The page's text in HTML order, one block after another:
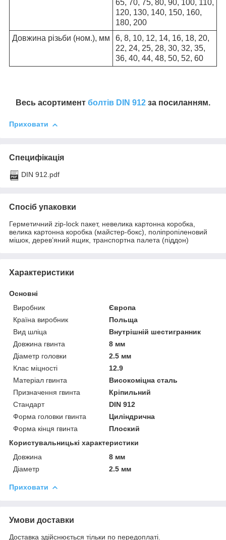
65, 70, 75, 80, 90, 100, 110,
120, 130, 140, 150, 160,
180, 200
Довжина різьби (ном.), мм
6, 8, 10, 12, 14, 16, 18, 20,
22, 24, 25, 28, 30, 32, 35,
36, 40, 44, 48, 50, 52, 60
Весь асортимент болтів DIN 912 за посиланням.
Приховати
Специфікація
DIN 912.pdf
Спосіб упаковки
Герметичний zip-lock пакет, невелика картонна коробка,
велика картонна коробка (майстер-бокс), поліпропіленовий
мішок, дерев’яний ящик, транспортна палета (піддон)
Характеристики
Основні
Виробник
Європа
Країна виробник
Польща
Вид шліца
Внутрішній шестигранник
Довжина гвинта
8 мм
Діаметр головки
2.5 мм
Клас міцності
12.9
Матеріал гвинта
Високоміцна сталь
Призначення гвинта
Кріпильний
Стандарт
DIN 912
Форма головки гвинта
Циліндрична
Форма кінця гвинта
Плоский
Користувальницькі характеристики
Довжина
8 мм
Діаметр
2.5 мм
Приховати
Умови доставки
Доставка здійснюється тільки по передоплаті.